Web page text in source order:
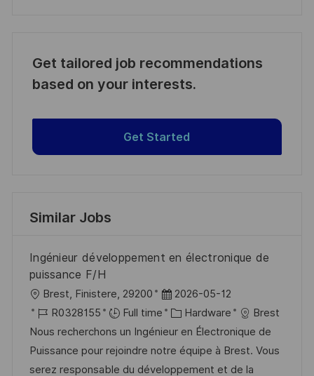
Get tailored job recommendations
based on your interests.
Get Started
Similar Jobs
Ingénieur développement en électronique de
puissance F/H
L
o
c
a
t
Brest, Finistere, 29200
P
o
s
t
e
2026-05-12
J
o
b
I
R0328155 Full time
C
a
t
e
Hardware
Brest
Nous recherchons un Ingénieur en Électronique de
Puissance pour rejoindre notre équipe à Brest. Vous
serez responsable du développement et de la